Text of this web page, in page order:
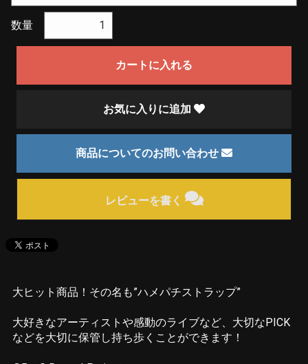
数量
カートに入れる
お気に入りに追加
商品についてのお問い合わせ
レビューを書く
大ヒット商品！その名も”ハメパチストラップ”
大好きなアーティストや感動のライブなど、大切なPICK
などを大切に保管し持ち歩くことができます！